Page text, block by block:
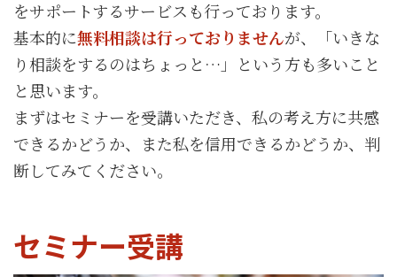
をサポートするサービスも行っております。
基本的に無料相談は行っておりませんが、「いきな
り相談をするのはちょっと…」という方も多いこと
と思います。
まずはセミナーを受講いただき、私の考え方に共感
できるかどうか、また私を信用できるかどうか、判
断してみてください。
セミナー受講